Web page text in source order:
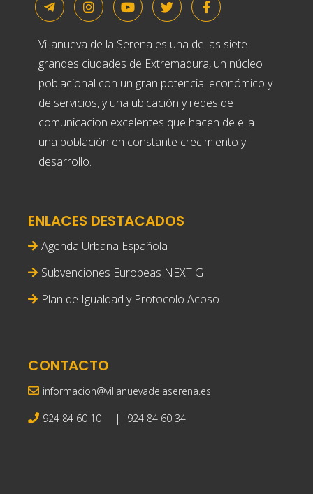
Villanueva de la Serena es una de las siete
grandes ciudades de Extremadura, un núcleo
poblacional con un gran potencial económico y
de servicios, y una ubicación y redes de
comunicacion excelentes que hacen de ella
una población en constante crecimiento y
desarrollo.
ENLACES DESTACADOS
Agenda Urbana Española
Subvenciones Europeas NEXT G
Plan de Igualdad y Protocolo Acoso
CONTACTO
informacion@villanuevadelaserena.es
924 84 60 10 | 924 84 60 34